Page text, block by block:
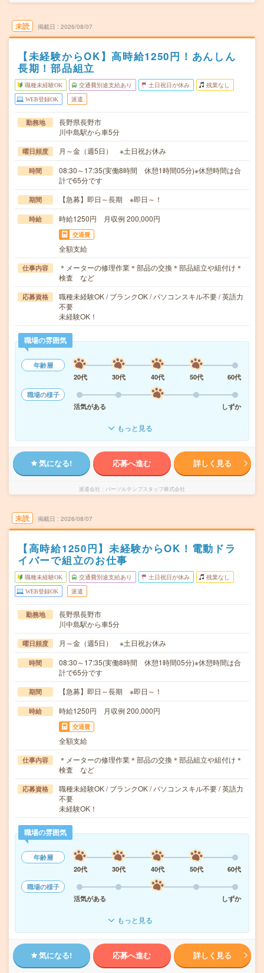
未読 掲載日 2026/08/07
【未経験からOK】高時給1250円！あんしん
長期！部品組立
職種未経験OK 交通費別途支給あり 土日祝日が休み 残業なし
WEB登録OK 派遣
勤務地
長野県長野市
川中島駅から車5分
曜日頻度 月～金（週5日） ※土日祝お休み
時間
08:30～17:35(実働8時間 休憩1時間05分)※休憩時間は合
計で65分です
期間 【急募】即日～長期 ※即日～！
時給 時給1250円 月収例 200,000円
交通費
全額支給
仕事内容
＊メーターの修理作業＊部品の交換＊部品組立や組付け＊
検査 など
応募資格
職種未経験OK / ブランクOK / パソコンスキル不要 / 英語力
不要
未経験OK！
職場の雰囲気
年齢層
20代
30代 40代 50代
60代
職場の様子
活気がある
しずか
もっと見る
気になる! 応募へ進む 詳しく見る
派遣会社 パーソルテンプスタッフ株式会社
未読 掲載日 2026/08/07
【高時給1250円】未経験からOK！電動ドラ
イバーで組立のお仕事
職種未経験OK 交通費別途支給あり 土日祝日が休み 残業なし
WEB登録OK 派遣
勤務地
長野県長野市
川中島駅から車5分
曜日頻度 月～金（週5日） ※土日祝お休み
時間
08:30～17:35(実働8時間 休憩1時間05分)※休憩時間は合
計で65分です
期間 【急募】即日～長期 ※即日～！
時給 時給1250円 月収例 200,000円
交通費
全額支給
仕事内容
＊メーターの修理作業＊部品の交換＊部品組立や組付け＊
検査 など
応募資格
職種未経験OK / ブランクOK / パソコンスキル不要 / 英語力
不要
未経験OK！
職場の雰囲気
年齢層
20代
30代 40代 50代
60代
職場の様子
活気がある
しずか
もっと見る
気になる! 応募へ進む 詳しく見る